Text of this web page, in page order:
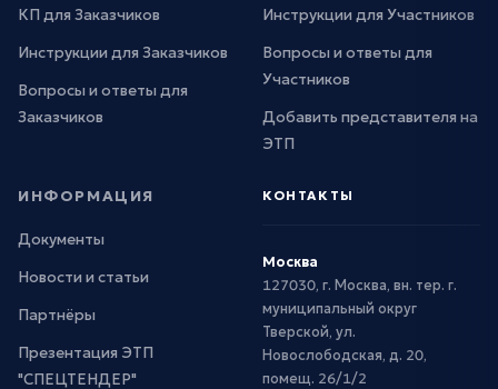
КП для Заказчиков
Инструкции для Заказчиков
Вопросы и ответы для
Заказчиков
Инструкции для Участников
Вопросы и ответы для
Участников
Добавить представителя на
ЭТП
ИНФОРМАЦИЯ
Документы
Новости и статьи
Партнёры
Презентация ЭТП
"СПЕЦТЕНДЕР"
КОНТАКТЫ
Москва
127030, г. Москва, вн. тер. г.
муниципальный округ
Тверской, ул.
Новослободская, д. 20,
помещ. 26/1/2